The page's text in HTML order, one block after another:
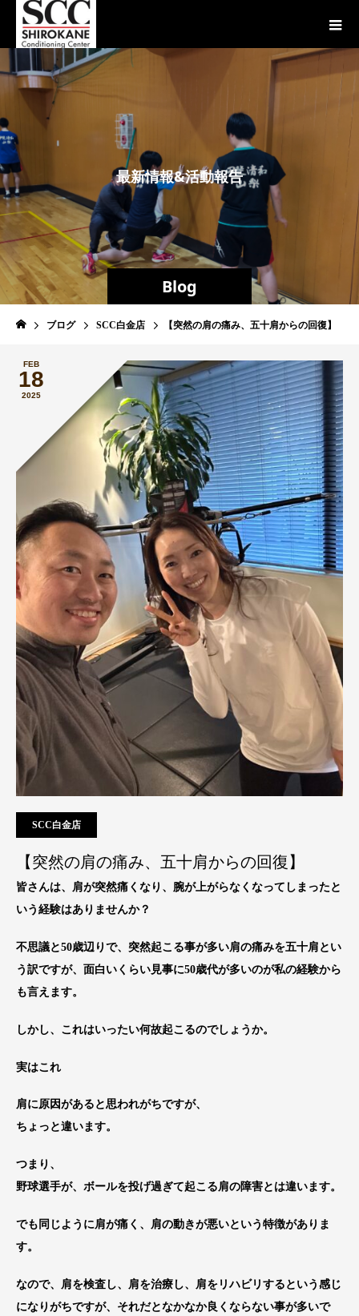
Blog
最新情報&活動報告
ブログ SCC白金店 【突然の肩の痛み、五十肩からの回復】
FEB
18
2025
SCC白金店
【突然の肩の痛み、五十肩からの回復】
皆さんは、肩が突然痛くなり、腕が上がらなくなってしまったと
いう経験はありませんか？
不思議と50歳辺りで、突然起こる事が多い肩の痛みを五十肩とい
う訳ですが、面白いくらい見事に50歳代が多いのが私の経験から
も言えます。
しかし、これはいったい何故起こるのでしょうか。
実はこれ
肩に原因があると思われがちですが、
ちょっと違います。
つまり、
野球選手が、ボールを投げ過ぎて起こる肩の障害とは違います。
でも同じように肩が痛く、肩の動きが悪いという特徴がありま
す。
なので、肩を検査し、肩を治療し、肩をリハビリするという感じ
になりがちですが、それだとなかなか良くならない事が多いで